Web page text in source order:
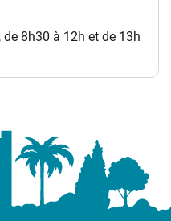
8h30 à 12h et de 13h